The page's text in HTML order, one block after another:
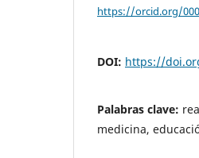
https://orcid.org/
DOI: https://
Palabras clave:
medicina,